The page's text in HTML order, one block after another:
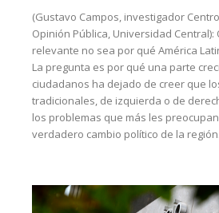
(Gustavo Campos, investigador
Opinión Pública, Universidad
relevante no sea por qué América
La pregunta es por qué una parte
ciudadanos ha dejado de creer que
tradicionales, de izquierda o de
los problemas que más les
verdadero cambio político de la región.